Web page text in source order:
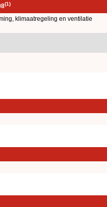
(1)
klimaatregeling en ventilatie